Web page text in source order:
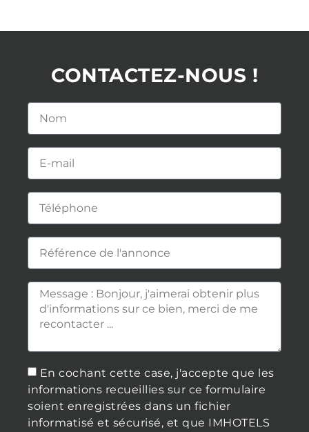
CONTACTEZ-NOUS !
En cochant cette case, j'accepte que les
informations recueillies sur ce formulaire
soient enregistrées dans un fichier
informatisé et sécurisé, et que IMHOTELS